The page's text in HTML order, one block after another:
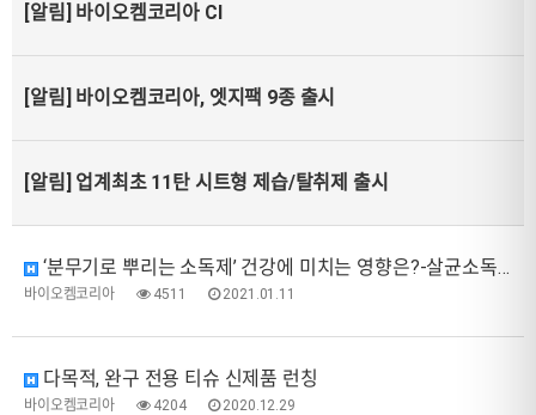
[알림] 바이오켐코리아 CI
[알림] 바이오켐코리아, 엣지팩 9종 출시
[알림] 업계최초 11탄 시트형 제습/탈취제 출시
‘분무기로 뿌리는 소독제’ 건강에 미치는 영향은?-살균소독제 “흡입시 독성 위험”
바이오켐코리아 4511 2021.01.11
다목적, 완구 전용 티슈 신제품 런칭
바이오켐코리아 4204 2020.12.29